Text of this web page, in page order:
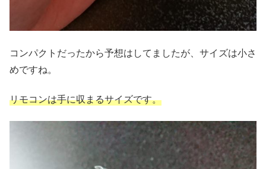
コンパクトだったから予想はしてましたが、サイズは小さ
めですね。
リモコンは手に収まるサイズです。